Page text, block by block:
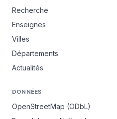
Recherche
Enseignes
Villes
Départements
Actualités
DONNÉES
OpenStreetMap (ODbL)